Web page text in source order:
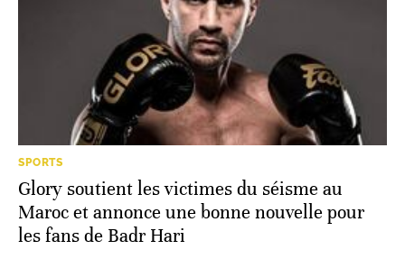
SPORTS
Glory soutient les victimes du séisme au
Maroc et annonce une bonne nouvelle pour
les fans de Badr Hari